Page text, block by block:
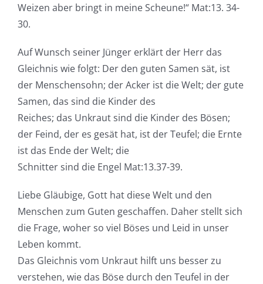
Weizen aber bringt in meine Scheune!“ Mat:13. 34-
30.
Auf Wunsch seiner Jünger erklärt der Herr das
Gleichnis wie folgt: Der den guten Samen sät, ist
der Menschensohn; der Acker ist die Welt; der gute
Samen, das sind die Kinder des
Reiches; das Unkraut sind die Kinder des Bösen;
der Feind, der es gesät hat, ist der Teufel; die Ernte
ist das Ende der Welt; die
Schnitter sind die Engel Mat:13.37-39.
Liebe Gläubige, Gott hat diese Welt und den
Menschen zum Guten geschaffen. Daher stellt sich
die Frage, woher so viel Böses und Leid in unser
Leben kommt.
Das Gleichnis vom Unkraut hilft uns besser zu
verstehen, wie das Böse durch den Teufel in der